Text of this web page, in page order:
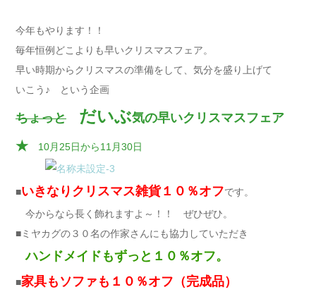
今年もやります！！
毎年恒例どこよりも早いクリスマスフェア。
早い時期からクリスマスの準備をして、気分を盛り上げて
いこう♪ という企画
ちょっと だいぶ気の早いクリスマスフェア
★
10月25日から11月30日
■いきなりクリスマス雑貨１０％オフです。
今からなら長く飾れますよ～！！ ぜひぜひ。
■ミヤカグの３０名の作家さんにも協力していただき
ハンドメイドもずっと１０％オフ。
■家具もソファも１０％オフ（完成品）